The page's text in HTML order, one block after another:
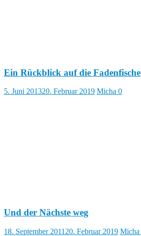
Ein Rückblick auf die Fadenfische
5. Juni 201320. Februar 2019 Micha 0
Und der Nächste weg
18. September 2011 20. Februar 2019 Micha